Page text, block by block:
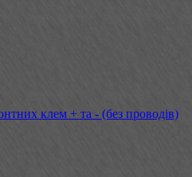
клем + та - (без проводів)